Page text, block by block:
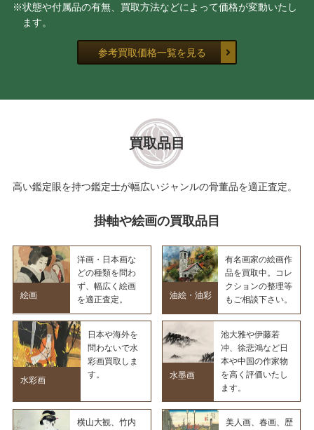
※状態や付属品の有無、買取方法などによって価格が変動いたし
ます。
参考買取価格一覧を見る
買取品目
高い鑑定眼を持つ鑑定士が幅広いジャンルの骨董品を適正査定。
掛軸や絵画の買取品目
絵画
洋画・日本画な
どの種類を問わ
ず、幅広く絵画
を適正査定。
油絵・油彩
有名画家の絵画作
品を買取中。コレ
クションの整理等
もご相談下さい。
水彩画
日本や海外を
問わないで水
彩画買取しま
す。
水墨画
池大雅や伊藤若
冲、徐悲鴻など日
本や中国の作家物
を高く評価いたし
ます。
横山大観、竹内
美人画、春画、歴